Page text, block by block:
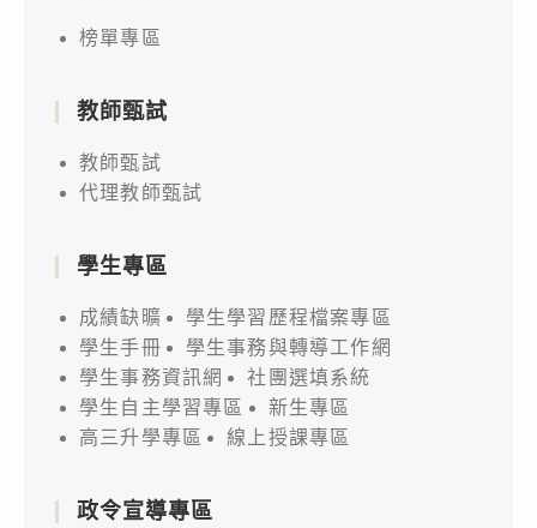
榜單專區
教師甄試
教師甄試
代理教師甄試
學生專區
成績缺曠
學生學習歷程檔案專區
學生手冊
學生事務與轉導工作網
學生事務資訊網
社團選填系統
學生自主學習專區
新生專區
高三升學專區
線上授課專區
政令宣導專區